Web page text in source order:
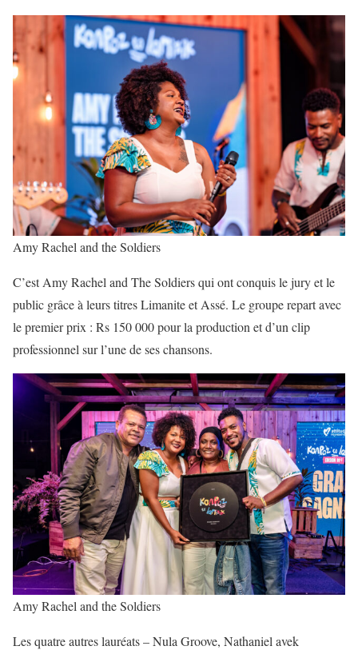
Amy Rachel and the Soldiers
C’est Amy Rachel and The Soldiers qui ont conquis le jury et le
public grâce à leurs titres Limanite et Assé. Le groupe repart avec
le premier prix : Rs 150 000 pour la production et d’un clip
professionnel sur l’une de ses chansons.
Amy Rachel and the Soldiers
Les quatre autres lauréats – Nula Groove, Nathaniel avek